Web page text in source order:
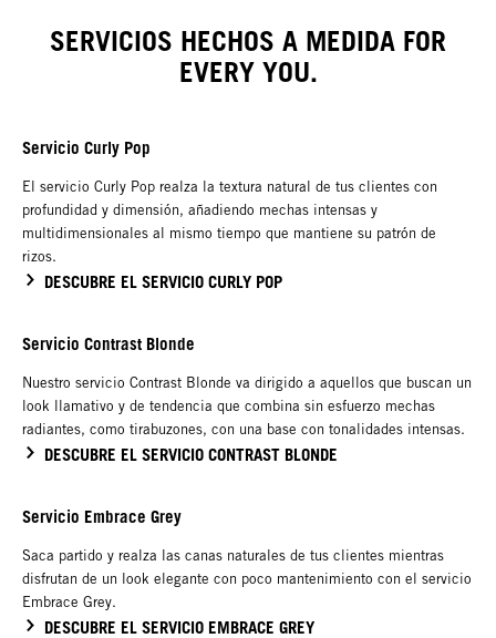
SERVICIOS HECHOS A MEDIDA FOR
EVERY YOU.
Servicio Curly Pop
El servicio Curly Pop realza la textura natural de tus clientes con
profundidad y dimensión, añadiendo mechas intensas y
multidimensionales al mismo tiempo que mantiene su patrón de
rizos.
DESCUBRE EL SERVICIO CURLY POP
Servicio Contrast Blonde
Nuestro servicio Contrast Blonde va dirigido a aquellos que buscan un
look llamativo y de tendencia que combina sin esfuerzo mechas
radiantes, como tirabuzones, con una base con tonalidades intensas.
DESCUBRE EL SERVICIO CONTRAST BLONDE
Servicio Embrace Grey
Saca partido y realza las canas naturales de tus clientes mientras
disfrutan de un look elegante con poco mantenimiento con el servicio
Embrace Grey.
DESCUBRE EL SERVICIO EMBRACE GREY